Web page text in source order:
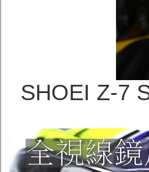
SHOEI Z-7